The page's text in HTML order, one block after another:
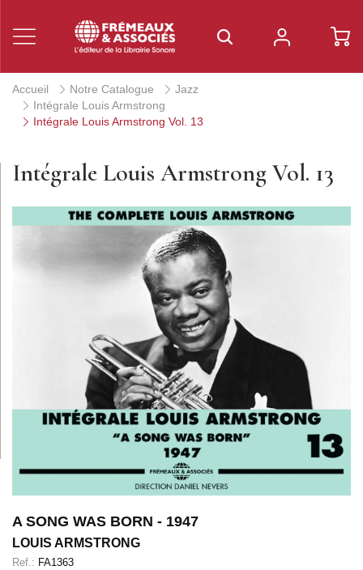
Accueil Notre Catalogue
Jazz
Intégrale Louis Armstrong
Intégrale Louis Armstrong Vol. 13
Intégrale Louis Armstrong Vol. 13
A SONG WAS BORN - 1947
LOUIS ARMSTRONG
Ref.: FA1363